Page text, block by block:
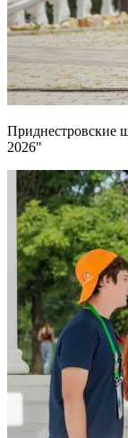
Приднестровские
2026"